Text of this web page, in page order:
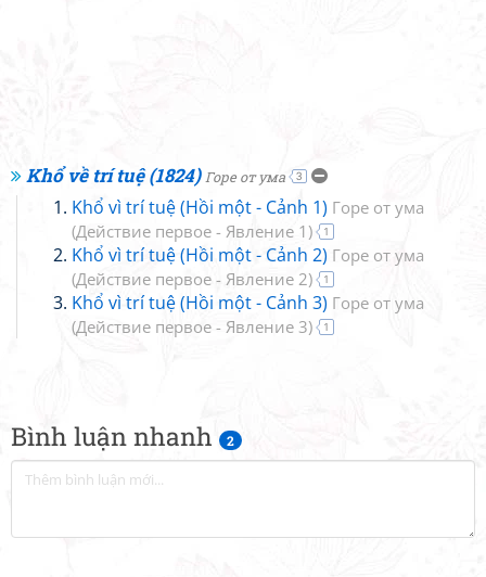
Bình luận nhanh 2
Khổ về trí tuệ (1824) Горе от ума 3
Khổ vì trí tuệ (Hồi một - Cảnh 1) Горе от ума
(Действие первое - Явление 1)
1
Khổ vì trí tuệ (Hồi một - Cảnh 2) Горе от ума
(Действие первое - Явление 2)
1
Khổ vì trí tuệ (Hồi một - Cảnh 3) Горе от ума
(Действие первое - Явление 3)
1